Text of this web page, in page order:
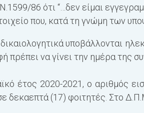
86 ότι “…δεν είμαι
που, κατά τη γνώμη των
υποβάλλονται
πρέπει να γίνει την ημέρα της
έτος 2020-2021, ο αριθμός
δεκαεπτά (17) φοιτητές. Στο